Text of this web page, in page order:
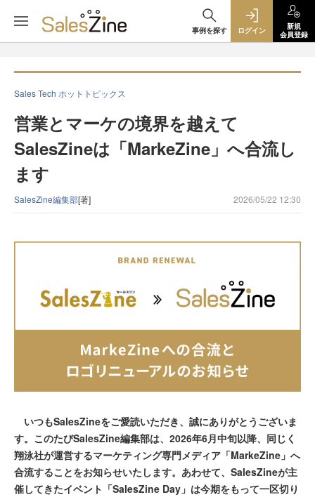
事例を探す ログイン
新規
会員登録
Sales Tech ホットトピックス
営業とマーケの境界を越えて
SalesZineは「MarkeZine」へ合流し
ます
SalesZine編集部[著] 2026/05/22 12:30
いつもSalesZineをご愛読いただき、誠にありがとうございま
す。このたびSalesZine編集部は、2026年6月中旬以降、同じく
翔泳社が運営するマーケティング専門メディア「MarkeZine」へ
合流することをお知らせいたします。あわせて、SalesZineが主
催してきたイベント「SalesZine Day」は今期をもって一区切り